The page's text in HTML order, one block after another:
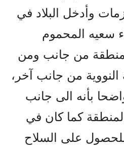
وأدخل البلاد في
سعيه المحموم
من جانب ومن
من جانب آخر،
بأنه الى جانب
کما کان في
على السلاح